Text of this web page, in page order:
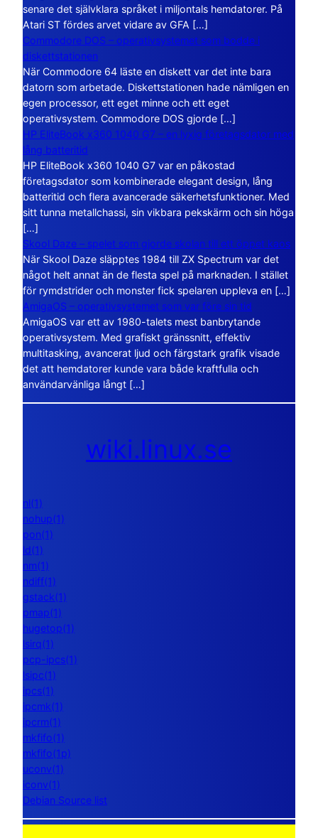
senare det självklara språket i miljontals hemdatorer. På
Atari ST fördes arvet vidare av GFA […]
Commodore DOS – operativsystemet som bodde i
diskettstationen
När Commodore 64 läste en diskett var det inte bara
datorn som arbetade. Diskettstationen hade nämligen en
egen processor, ett eget minne och ett eget
operativsystem. Commodore DOS gjorde […]
HP EliteBook x360 1040 G7 – en lyxig företagsdator med
lång batteritid
HP EliteBook x360 1040 G7 var en påkostad
företagsdator som kombinerade elegant design, lång
batteritid och flera avancerade säkerhetsfunktioner. Med
sitt tunna metallchassi, sin vikbara pekskärm och sin höga
[…]
Skool Daze – spelet som gjorde skolan till ett öppet kaos
När Skool Daze släpptes 1984 till ZX Spectrum var det
något helt annat än de flesta spel på marknaden. I stället
för rymdstrider och monster fick spelaren uppleva en […]
AmigaOS – operativsystemet som var före sin tid
AmigaOS var ett av 1980-talets mest banbrytande
operativsystem. Med grafiskt gränssnitt, effektiv
multitasking, avancerat ljud och färgstark grafik visade
det att hemdatorer kunde vara både kraftfulla och
användarvänliga långt […]
wiki.linux.se
nl(1)
nohup(1)
pon(1)
ld(1)
nm(1)
ndiff(1)
gstack(1)
pmap(1)
hugetop(1)
lsirq(1)
pcp-ipcs(1)
lsipc(1)
ipcs(1)
ipcmk(1)
ipcrm(1)
mkfifo(1)
mkfifo(1p)
uconv(1)
iconv(1)
Debian Source list